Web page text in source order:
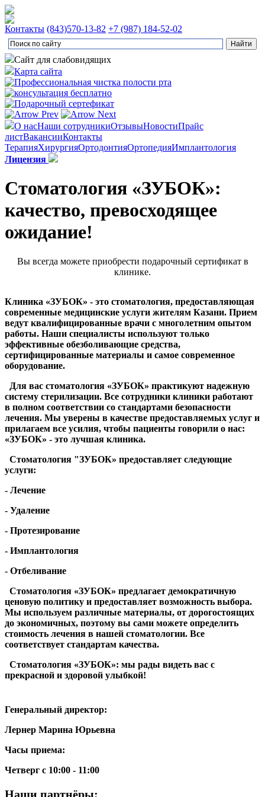
Контакты (843)570-13-82 +7 (987) 184-52-02
Сайт для слабовидящих
Карта сайта
О насНаши сотрудникиОтзывыНовостиПрайс
листВакансииКонтакты
ТерапияХирургияОртодонтияОртопедияИмплантология
Лицензия
Стоматология «ЗУБОК»:
качество, превосходящее
ожидание!
Вы всегда можете приобрести подарочный сертификат в
клинике.
Клиника «ЗУБОК» - это стоматология, предоставляющая
современные медицинские услуги жителям Казани. Прием
ведут квалифицированные врачи с многолетним опытом
работы. Наши специалисты используют только
эффективные обезболивающие средства,
сертифицированные материалы и самое современное
оборудование.
Для вас стоматология «ЗУБОК» практикуют надежную
систему стерилизации. Все сотрудники клиники работают
в полном соответствии со стандартами безопасности
лечения. Мы уверены в качестве предоставляемых услуг и
прилагаем все усилия, чтобы пациенты говорили о нас:
«ЗУБОК» - это лучшая клиника.
Стоматология "ЗУБОК» предоставляет следующие
услуги:
- Лечение
- Удаление
- Протезирование
- Имплантология
- Отбеливание
Стоматология «ЗУБОК» предлагает демократичную
ценовую политику и предоставляет возможность выбора.
Мы используем различные материалы, от дорогостоящих
до экономичных, поэтому вы сами можете определить
стоимость лечения в нашей стоматологии. Все
соответствует стандартам качества.
Стоматология «ЗУБОК»: мы рады видеть вас с
прекрасной и здоровой улыбкой!
Генеральный директор:
Лернер Марина Юрьевна
Часы приема:
Четверг с 10:00 - 11:00
Наши партнёры: